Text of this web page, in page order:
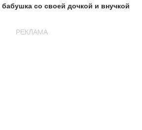
бабушка со своей дочкой и внучкой
РЕКЛАМА